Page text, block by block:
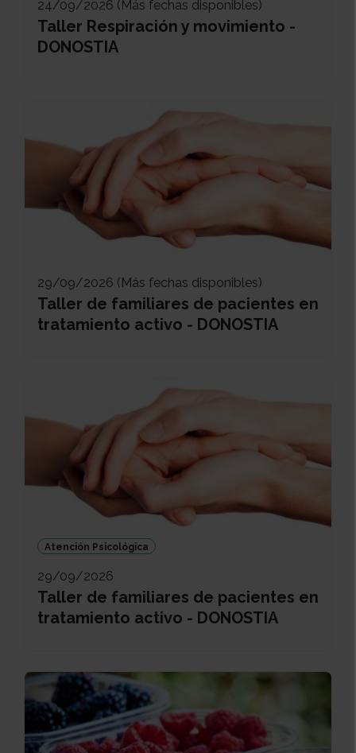
24/09/2026 (Más fechas disponibles)
Taller Respiración y movimiento -
DONOSTIA
29/09/2026 (Más fechas disponibles)
Taller de familiares de pacientes en
tratamiento activo - DONOSTIA
Atención Psicológica
29/09/2026
Taller de familiares de pacientes en
tratamiento activo - DONOSTIA